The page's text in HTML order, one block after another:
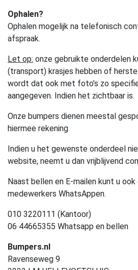
Ophalen?
Ophalen mogelijk na telefonisch
afspraak.
Let op: onze gebruikte onderdelen
(transport) krasjes hebben of
wordt dat ook met foto’s zo
aangegeven. Indien het zichtbaar is.
Onze bumpers dienen meestal
hiermee rekening
Indien u het gewenste onderdeel
website, neemt u dan vrijblijvend
Naast bellen en E-mailen kunt u ook
medewerkers WhatsAppen.
010 3220111 (Kantoor)
06 44665355 Whatsapp en bellen
Bumpers.nl
Ravenseweg 9